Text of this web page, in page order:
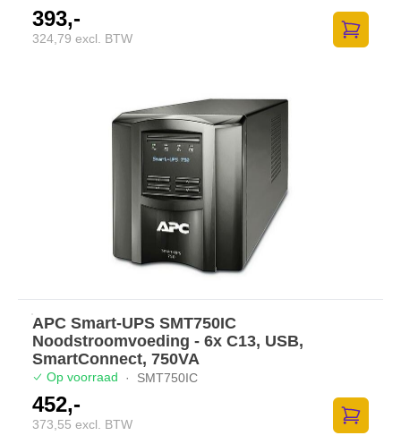
393,-
324,79 excl. BTW
Zum
APC Smart-UPS SMT750IC
Noodstroomvoeding - 6x C13, USB,
SmartConnect, 750VA
Op voorraad · SMT750IC
452,-
373,55 excl. BTW
Zum